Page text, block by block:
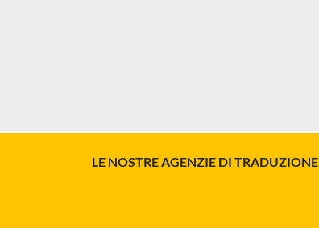
LE NOSTRE AGENZIE DI TRADUZIONE